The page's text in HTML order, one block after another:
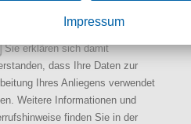
Sie erklären sich damit
dass Ihre Daten zur
Ihres Anliegens verwendet
Weitere Informationen und
finden Sie in der
Impressum